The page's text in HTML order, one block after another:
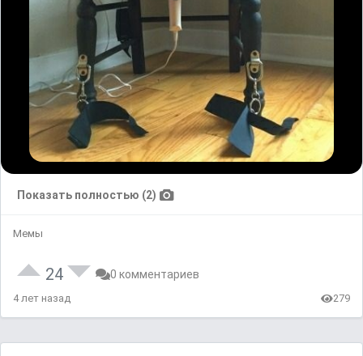
Показать полностью (2)
Мемы
24 0 комментариев
4 лет назад 279